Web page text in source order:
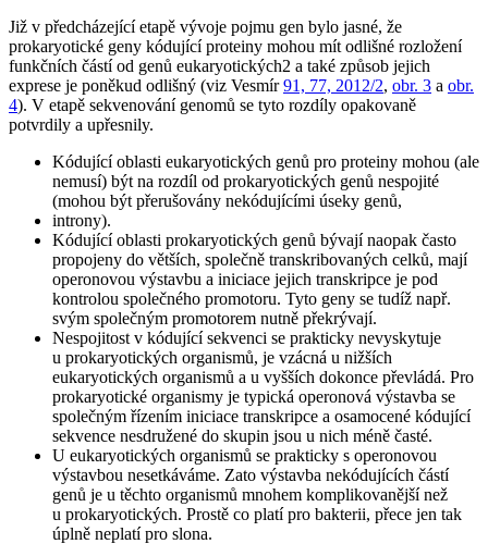
Již v předcházející etapě vývoje pojmu gen bylo jasné, že
prokaryotické geny kódující proteiny mohou mít odlišné rozložení
funkčních částí od genů eukaryotických2 a také způsob jejich
exprese je poněkud odlišný (viz Vesmír91, 77, 2012/2, obr. 3 a obr.
4). V etapě sekvenování genomů se tyto rozdíly opakovaně
potvrdily a upřesnily.
Kódující oblasti eukaryotických genů pro proteiny mohou (ale
nemusí) být na rozdíl od prokaryotických genů nespojité
(mohou být přerušovány nekódujícími úseky genů,
introny).
Kódující oblasti prokaryotických genů bývají naopak často
propojeny do větších, společně transkribovaných celků, mají
operonovou výstavbu a iniciace jejich transkripce je pod
kontrolou společného promotoru. Tyto geny se tudíž např.
svým společným promotorem nutně překrývají.
Nespojitost v kódující sekvenci se prakticky nevyskytuje
u prokaryotických organismů, je vzácná u nižších
eukaryotických organismů a u vyšších dokonce převládá. Pro
prokaryotické organismy je typická operonová výstavba se
společným řízením iniciace transkripce a osamocené kódující
sekvence nesdružené do skupin jsou u nich méně časté.
U eukaryotických organismů se prakticky s operonovou
výstavbou nesetkáváme. Zato výstavba nekódujících částí
genů je u těchto organismů mnohem komplikovanější než
u prokaryotických. Prostě co platí pro bakterii, přece jen tak
úplně neplatí pro slona.